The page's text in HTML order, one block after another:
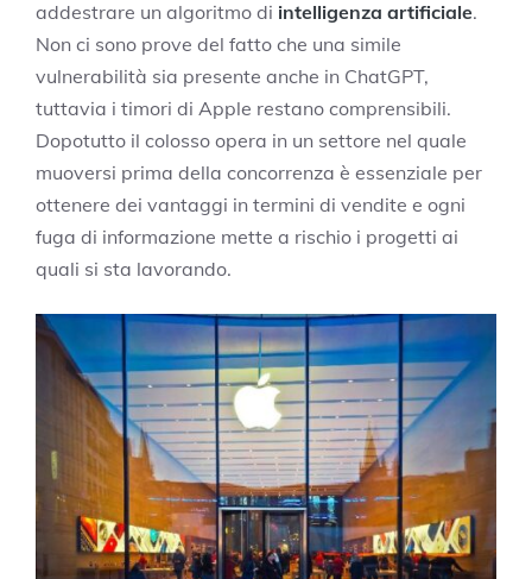
addestrare un algoritmo di intelligenza artificiale.
Non ci sono prove del fatto che una simile
vulnerabilità sia presente anche in ChatGPT,
tuttavia i timori di Apple restano comprensibili.
Dopotutto il colosso opera in un settore nel quale
muoversi prima della concorrenza è essenziale per
ottenere dei vantaggi in termini di vendite e ogni
fuga di informazione mette a rischio i progetti ai
quali si sta lavorando.